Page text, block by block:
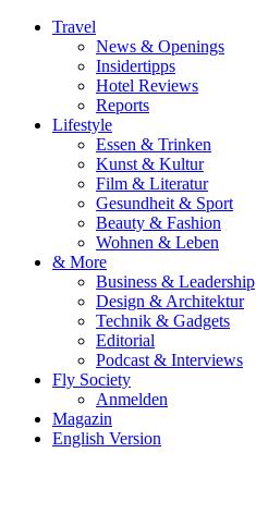
Travel
News & Openings
Insidertipps
Hotel Reviews
Reports
Lifestyle
Essen & Trinken
Kunst & Kultur
Film & Literatur
Gesundheit & Sport
Beauty & Fashion
Wohnen & Leben
& More
Business & Leadership
Design & Architektur
Technik & Gadgets
Editorial
Podcast & Interviews
Fly Society
Anmelden
Magazin
English Version